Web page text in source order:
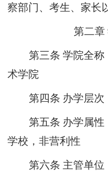
察部门、考生、家长
第二章
第三条 学院全称
术学院
第四条 办学层次
第五条 办学属
学校，非营利性
第六条 主管单位